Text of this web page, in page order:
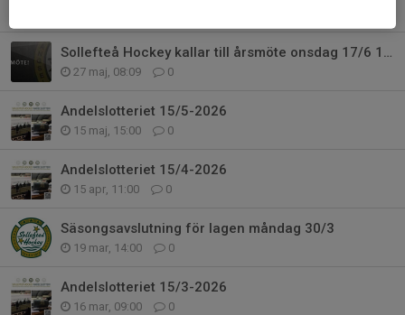
Sollefteå Hockey kallar till årsmöte onsdag 17/6 18:30
27 maj, 08:09 0
Andelslotteriet 15/5-2026
15 maj, 15:00 0
Andelslotteriet 15/4-2026
15 apr, 11:00 0
Säsongsavslutning för lagen måndag 30/3
19 mar, 14:00 0
Andelslotteriet 15/3-2026
16 mar, 09:00 0